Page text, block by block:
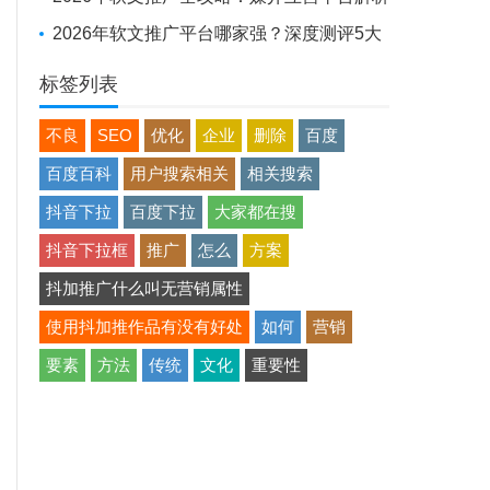
+避坑实战经验
2026年软文推广平台哪家强？深度测评5大
平台，助品牌高效出圈
标签列表
不良 SEO 优化 企业 删除 百度
百度百科 用户搜索相关 相关搜索
抖音下拉 百度下拉 大家都在搜
抖音下拉框 推广 怎么 方案
抖加推广什么叫无营销属性
使用抖加推作品有没有好处 如何 营销
要素 方法 传统 文化 重要性